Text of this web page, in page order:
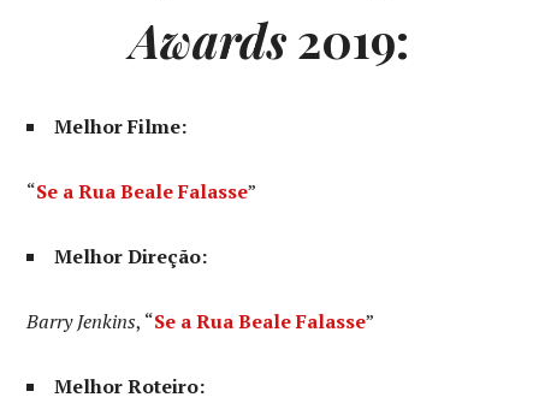
Awards2019:
Melhor Filme:
“Se a Rua Beale Falasse”
Melhor Direção:
Barry Jenkins, “Se a Rua Beale Falasse”
Melhor Roteiro: